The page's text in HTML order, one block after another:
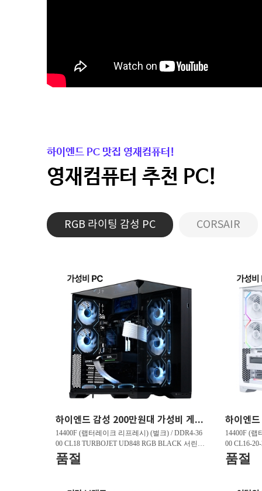
하이엔드 PC 맛집 영재컴퓨터!
영재컴퓨터 추천 PC!
RGB 라이팅 감성 PC CORSAIR
하이엔드 감성 200만원대 가성비 게이밍PC HY263 FHD 리그오브레전드 200 프레임 , 발로란트 240 프레임 , 배틀그라운드 150 프레임
14400F (랩터레이크 리프레시) (벌크) / DDR4-36
00 CL18 TURBOJET UD848 RGB BLACK 서린 (3
2GB(16Gx2)) / B760M DS3H D4 제이씨현 / 지포
스 RTX 5060 DUAL OC D7 8GB 이엠텍 / T500 M.
품절
14400F (랩
00 CL16-
5060
품절